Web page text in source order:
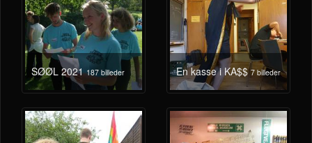
SØØL 2021187 billeder En kasse i KA$$7 billeder